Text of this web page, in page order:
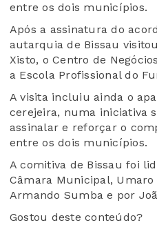
entre os dois municípios.
Após a assinatura do
autarquia de Bissau
Xisto, o Centro de
a Escola Profissional do
A visita incluiu ainda o
cerejeira, numa iniciativa
assinalar e reforçar o
entre os dois municípios.
A comitiva de Bissau foi
Câmara Municipal,
Armando Sumba e por
Gostou deste conteúdo?